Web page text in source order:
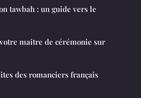
tawbah : un guide vers le
maitre de cérémonie sur
des romanciers français